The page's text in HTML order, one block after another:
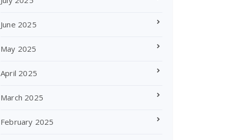
June 2025
May 2025
April 2025
March 2025
February 2025